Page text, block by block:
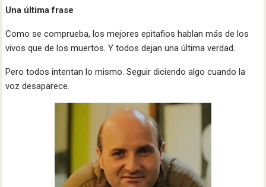
Una última frase
Como se comprueba, los mejores epitafios hablan más de los
vivos que de los muertos. Y todos dejan una última verdad.
Pero todos intentan lo mismo. Seguir diciendo algo cuando la
voz desaparece.